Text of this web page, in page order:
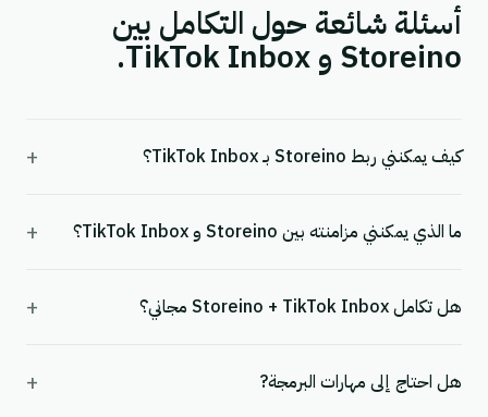
أسئلة شائعة حول التكامل بين
Storeino و TikTok Inbox.
كيف يمكنني ربط Storeino بـ TikTok Inbox؟ +
ما الذي يمكنني مزامنته بين Storeino و TikTok Inbox؟ +
هل تكامل Storeino + TikTok Inbox مجاني؟ +
هل احتاج إلى مهارات البرمجة? +